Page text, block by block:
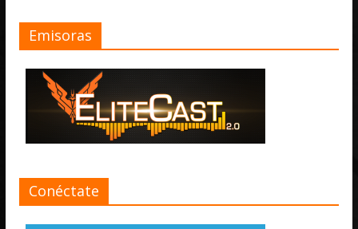
Emisoras
Conéctate